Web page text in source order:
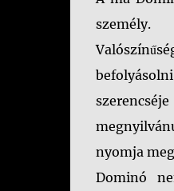
személy.
nyomja
Dominó